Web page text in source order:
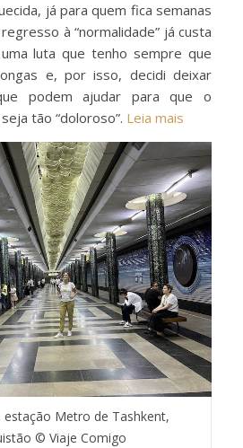
já para quem fica semanas
à “normalidade” já custa
luta que tenho sempre que
e, por isso, decidi deixar
podem ajudar para que o
tão “doloroso”. Leia mais
estação Metro de Tashkent,
© Viaje Comigo